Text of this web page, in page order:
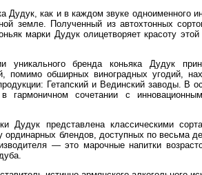
Дудук, как и в каждом звуке одноименного
земле. Полученный из автохтонных
марки Дудук олицетворяет красоту
уникального бренда коньяка Дудук
помимо обширных виноградных угодий,
Гетапский и Вединский заводы.
гармоничном сочетании с
Дудук представлена классическими
блендов, доступных по весьма
— это марочные напитки